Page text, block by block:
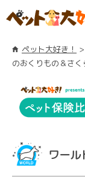
ペット大好き！
のおくりもの＆さ
ワール